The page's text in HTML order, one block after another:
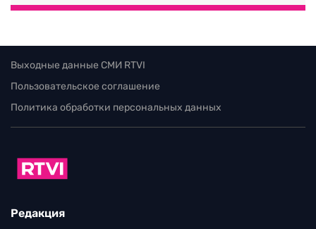
Выходные данные СМИ RTVI
Пользовательское соглашение
Политика обработки персональных данных
Редакция